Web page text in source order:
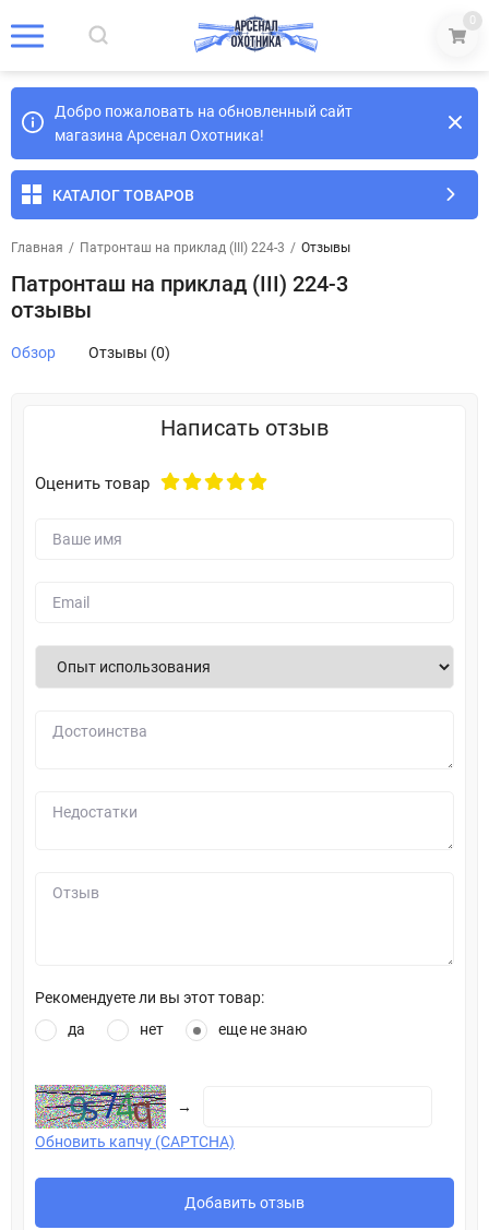
0
Добро пожаловать на обновленный сайт
магазина Арсенал Охотника!
КАТАЛОГ ТОВАРОВ
Главная / Патронташ на приклад (III) 224-3 / Отзывы
Патронташ на приклад (III) 224-3
отзывы
Обзор Отзывы (0)
Написать отзыв
Оценить товар
Рекомендуете ли вы этот товар:
да
нет еще не знаю
→
Обновить капчу (CAPTCHA)
Добавить отзыв